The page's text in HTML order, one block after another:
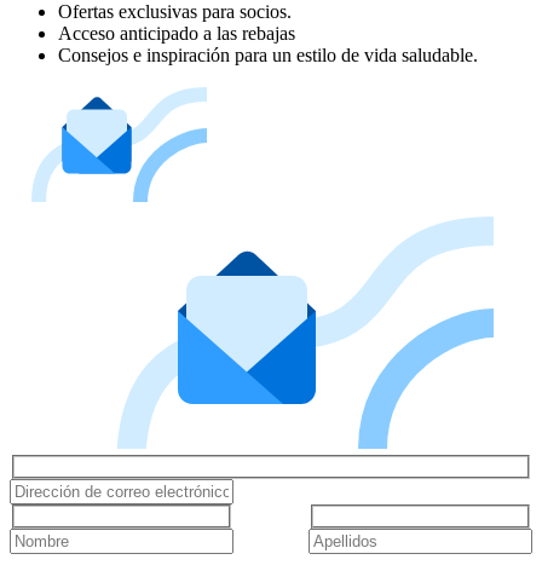
Ofertas exclusivas para socios.
Acceso anticipado a las rebajas
Consejos e inspiración para un estilo de vida saludable.